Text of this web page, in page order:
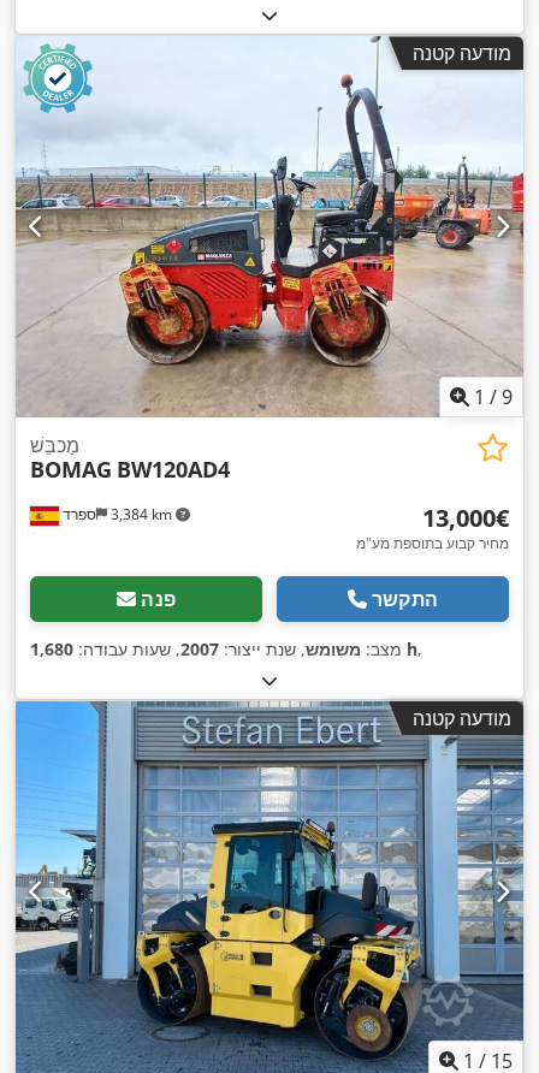
מודעה קטנה
1 /9
ספרד 3,384 km
מַכבֵּשׁ
BOMAG BW120AD4
‏13,000 ‏€
מחיר קבוע בתוספת מע"מ
פנה התקשר
מצב: משומש, שנת ייצור: 2007, שעות עבודה: 1,680 h,
מודעה קטנה
1 / 15